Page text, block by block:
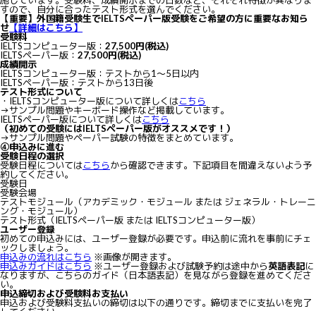
すので、自分に合ったテスト形式を選んでください。
【重要】外国籍受験生でIELTSペーパー版受験をご希望の方に重要なお知ら
せ 【詳細はこちら】
受験料
IELTSコンピューター版： 27,500円(税込)
IELTSペーパー版： 27,500円(税込)
成績開示
IELTSコンピューター版：テストから1～5日以内
IELTSペーパー版：テストから13日後
テスト形式について
・IELTSコンピューター版について詳しくはこちら
→サンプル問題やキーボード操作など掲載しています。
IELTSペーパー版について詳しくはこちら
（初めての受験にはIELTSペーパー版がオススメです！）
→サンプル問題やペーパー試験の特徴をまとめています。
④申込みに進む
受験日程の選択
受験日程についてはこちらから確認できます。下記項目を間違えないよう予
約してください。
受験日
受験会場
テストモジュール（アカデミック・モジュール または ジェネラル・トレーニ
ング・モジュール）
テスト形式（IELTSペーパー版 または IELTSコンピューター版）
ユーザー登録
初めての申込みには、ユーザー登録が必要です。申込前に流れを事前にチェ
ックしましょう。
申込みの流れはこちら ※画像が開きます。
申込みガイドはこちら ※ユーザー登録および試験予約は途中から英語表記に
なりますが、こちらのガイド（日本語表記）を見ながら登録を進めてくださ
い。
申込締切および受験料お支払い
申込および受験料支払いの締切は以下の通りです。締切までに支払いを完了